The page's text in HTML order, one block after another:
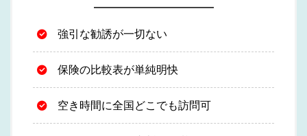
強引な勧誘が一切ない
保険の比較表が単純明快
空き時間に全国どこでも訪問可